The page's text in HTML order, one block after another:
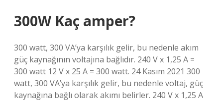
300W Kaç amper?
300 watt, 300 VA’ya karşılık gelir, bu nedenle akım
güç kaynağının voltajına bağlıdır. 240 V x 1,25 A =
300 watt 12 V x 25 A = 300 watt. 24 Kasım 2021 300
watt, 300 VA’ya karşılık gelir, bu nedenle voltaj, güç
kaynağına bağlı olarak akımı belirler. 240 V x 1,25 A